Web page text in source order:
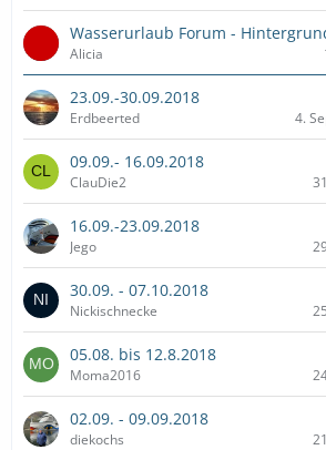
Wasserurlaub Forum -
Alicia
23.09.-30.09.2018
Erdbeerted
4.
09.09.- 16.09.2018
ClauDie2
16.09.-23.09.2018
Jego
30.09. - 07.10.2018
Nickischnecke
05.08. bis 12.8.2018
Moma2016
02.09. - 09.09.2018
diekochs